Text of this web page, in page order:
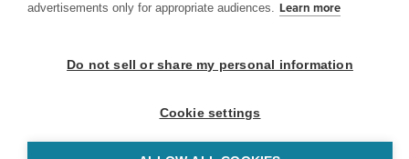
advertisements only for appropriate audiences. Learn more
Do not sell or share my personal information
Cookie settings